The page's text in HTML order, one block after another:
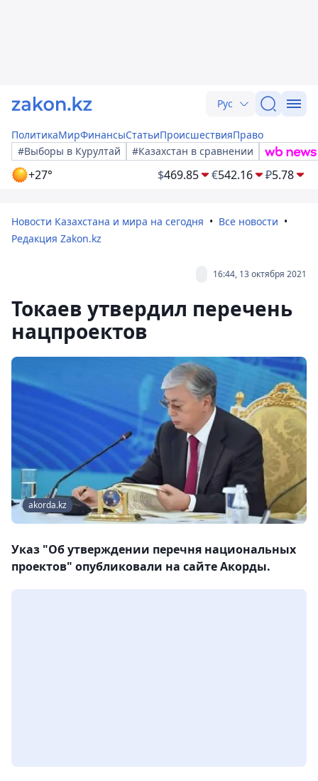
Рус
ПолитикаМирФинансыСтатьиПроисшествияПраво
#Выборы в Курултай
#Казахстан в сравнении
+27° $469.85 €542.16 ₽5.78
Новости Казахстана и мира на сегодня
Все новости
Редакция Zakon.kz
16:44, 13 октября 2021
Токаев утвердил перечень
нацпроектов
akorda.kz
Указ "​​​​​​​Об утверждении перечня национальных
проектов" опубликовали на сайте Акорды.